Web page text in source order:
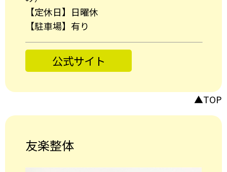
【定休日】日曜休
【駐車場】有り
公式サイト
▲TOP
友楽整体